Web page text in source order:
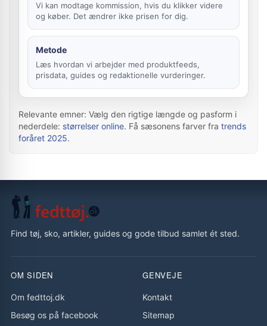
Vi kan modtage kommission, hvis du klikker videre
og køber. Det ændrer ikke prisen for dig.
Metode
Læs hvordan vi arbejder med produktfeeds,
prisdata, guides og redaktionelle vurderinger.
Relevante emner: Vælg den rigtige længde og pasform i
nederdele: størrelser online. Få sæsonens farver fra trends
foråret 2025.
Find tøj, sko, artikler, guides og gode tilbud samlet ét sted.
OM SIDEN
Om fedttoj.dk
Besøg os på facebook
GENVEJE
Kontakt
Sitemap